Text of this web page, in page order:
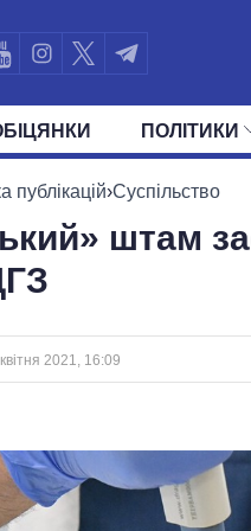
ПОЛIТИКИ
УСІ ПОЛІТИКИ ПРЕЗИДЕНТ І ОФІС
публікацій›Суспільство
штам
2021, 16:09